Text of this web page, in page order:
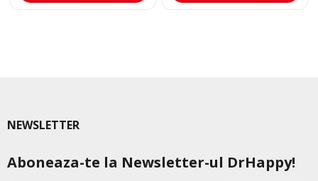
pagina
NEWSLETTER
Aboneaza-te la Newsletter-ul DrHappy!